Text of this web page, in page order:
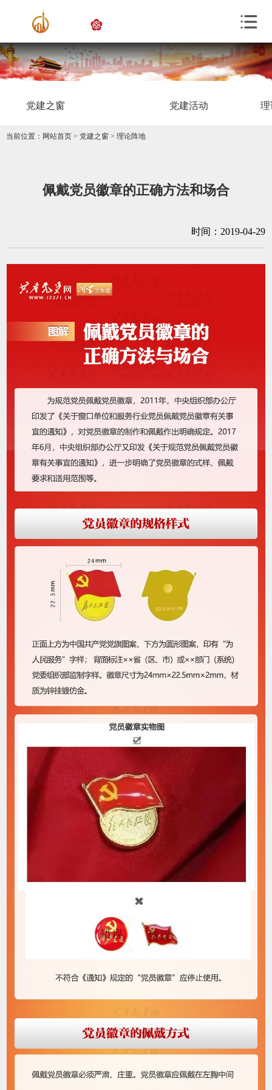
党建之窗 党建活动 理
当前位置： 网站首页 > 党建之窗 > 理论阵地
佩戴党员徽章的正确方法和场合
时间：2019-04-29